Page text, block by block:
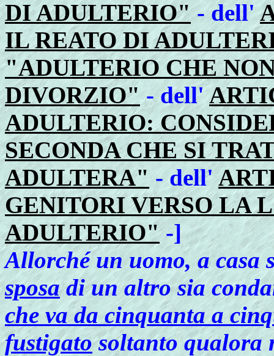
DI ADULTERIO"- dell'
IL REATO DI
"ADULTERIO CHE
DIVORZIO"- dell'
ADULTERIO:
SECONDA CHE SI
ADULTERA"- dell'
GENITORI VERSO LA
ADULTERIO"-]
Allorché un uomo, a casa
sposadi un altro sia
che va da cinquanta a
fustigatosoltanto qualora